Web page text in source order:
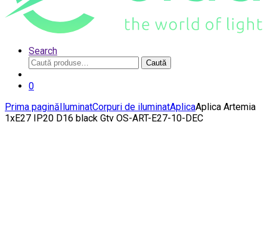
Search
Caută
după:
Caută
0
Prima paginăIluminatCorpuri de iluminatAplicaAplica Artemia
1xE27 IP20 D16 black Gtv OS-ART-E27-10-DEC